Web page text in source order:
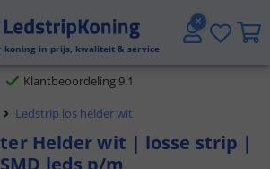
koning in prijs, kwaliteit & service
verzending vanaf € 20,- NL en BE
Klantbeoordeling 9.1
uur besteld,morgen in huis
Ledstrip los helder wit
Helder wit | losse strip |
leds p/m